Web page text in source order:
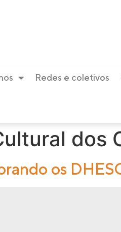
Redes e coletivos
dos
os